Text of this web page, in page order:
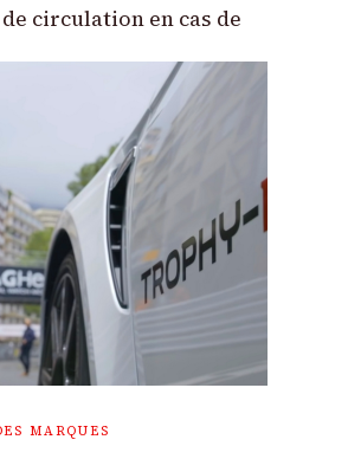
circulation en cas de
MARQUES